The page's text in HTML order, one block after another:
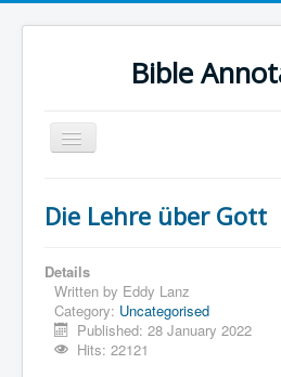
Bible
Toggle
Navigation
Urdu Geo Version
English
Urdu
Deutsch
Die Lehre über Gott
Details
Written by Eddy Lanz
Category: Uncategorised
Published: 28 January 2022
Hits: 22121